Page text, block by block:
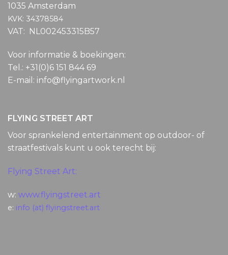
1035 Amsterdam
KVK: 34378584
VAT: NL002453315B57
Voor informatie & boekingen:
Tel.: +31(0)6 151 844 69
E-mail: info@flyingartwork.nl
FLYING STREET ART
Voor sprankelend entertainment op outdoor- of
straatfestivals kunt u ook terecht bij:
Flying Street Art:
w: www.flyingstreet.art
e: info (at) flyingstreet.art